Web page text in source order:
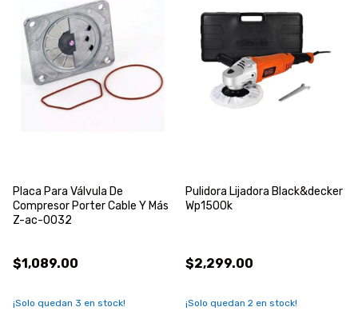
Placa Para Válvula De
Compresor Porter Cable Y Más
Z-ac-0032
$1,089.00
¡Solo quedan 3 en stock!
Pulidora Lijadora Black&decker
Wp1500k
$2,299.00
¡Solo quedan 2 en stock!